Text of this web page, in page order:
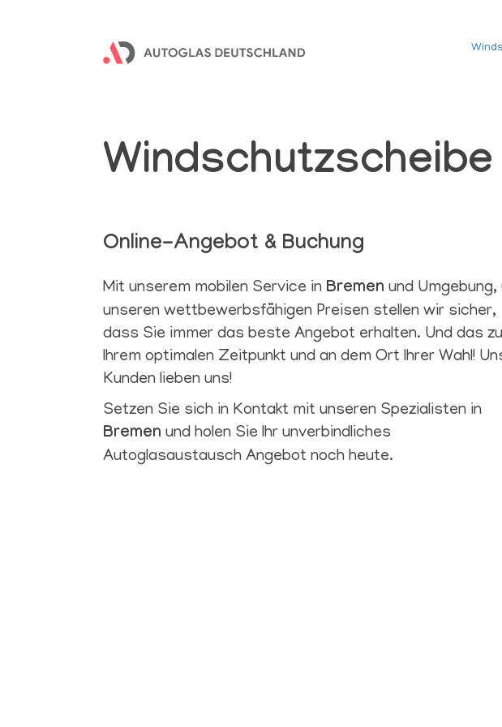
Online-Angebot & Buchung
Mit unserem mobilen Service in Bremen und Umgebung,
unseren wettbewerbsfähigen Preisen stellen wir sicher,
dass Sie immer das beste Angebot erhalten. Und das zu
Ihrem optimalen Zeitpunkt und an dem Ort Ihrer Wahl!
Kunden lieben uns!
Setzen Sie sich in Kontakt mit unseren Spezialisten in
Bremen und holen Sie Ihr unverbindliches
Autoglasaustausch Angebot noch heute.